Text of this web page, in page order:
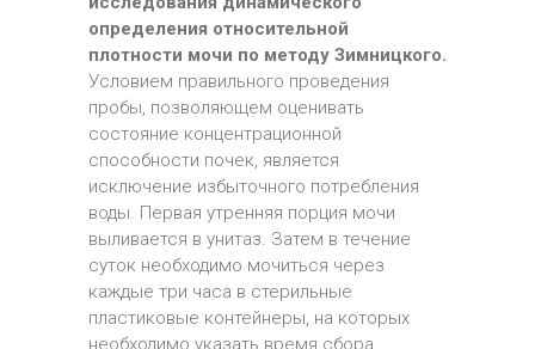
определения относительной
плотности мочи по методу Зимницкого.
Условием правильного проведения
пробы, позволяющем оценивать
состояние концентрационной
способности почек, является
исключение избыточного потребления
воды. Первая утренняя порция мочи
выливается в унитаз. Затем в течение
суток необходимо мочиться через
каждые три часа в стерильные
пластиковые контейнеры, на которых
необходимо указать время сбора